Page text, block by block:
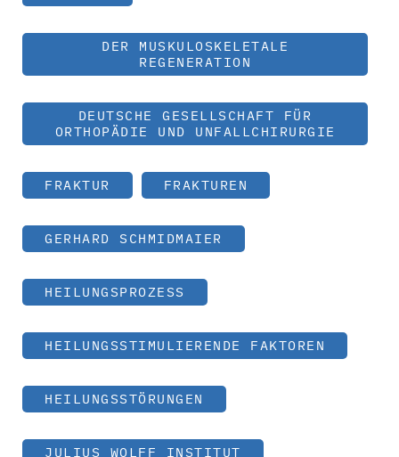
DER MUSKULOSKELETALE
REGENERATION
DEUTSCHE GESELLSCHAFT FÜR
ORTHOPÄDIE UND UNFALLCHIRURGIE
FRAKTUR FRAKTUREN
GERHARD SCHMIDMAIER
HEILUNGSPROZESS
HEILUNGSSTIMULIERENDE FAKTOREN
HEILUNGSSTÖRUNGEN
JULIUS WOLFF INSTITUT